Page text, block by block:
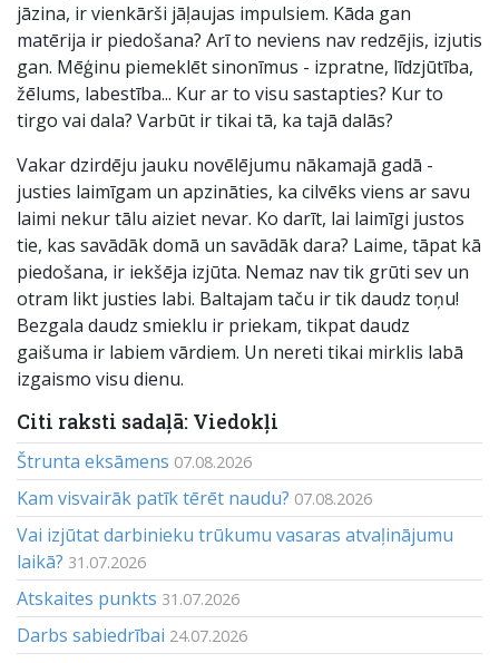
jāzina, ir vienkārši jāļaujas impulsiem. Kāda gan
matērija ir piedošana? Arī to neviens nav redzējis, izjutis
gan. Mēģinu piemeklēt sinonīmus - izpratne, līdzjūtība,
žēlums, labestība... Kur ar to visu sastapties? Kur to
tirgo vai dala? Varbūt ir tikai tā, ka tajā dalās?
Vakar dzirdēju jauku novēlējumu nākamajā gadā -
justies laimīgam un apzināties, ka cilvēks viens ar savu
laimi nekur tālu aiziet nevar. Ko darīt, lai laimīgi justos
tie, kas savādāk domā un savādāk dara? Laime, tāpat kā
piedošana, ir iekšēja izjūta. Nemaz nav tik grūti sev un
otram likt justies labi. Baltajam taču ir tik daudz toņu!
Bezgala daudz smieklu ir priekam, tikpat daudz
gaišuma ir labiem vārdiem. Un nereti tikai mirklis labā
izgaismo visu dienu.
Citi raksti sadaļā: Viedokļi
Štrunta eksāmens 07.08.2026
Kam visvairāk patīk tērēt naudu? 07.08.2026
Vai izjūtat darbinieku trūkumu vasaras atvaļinājumu
laikā? 31.07.2026
Atskaites punkts 31.07.2026
Darbs sabiedrībai 24.07.2026